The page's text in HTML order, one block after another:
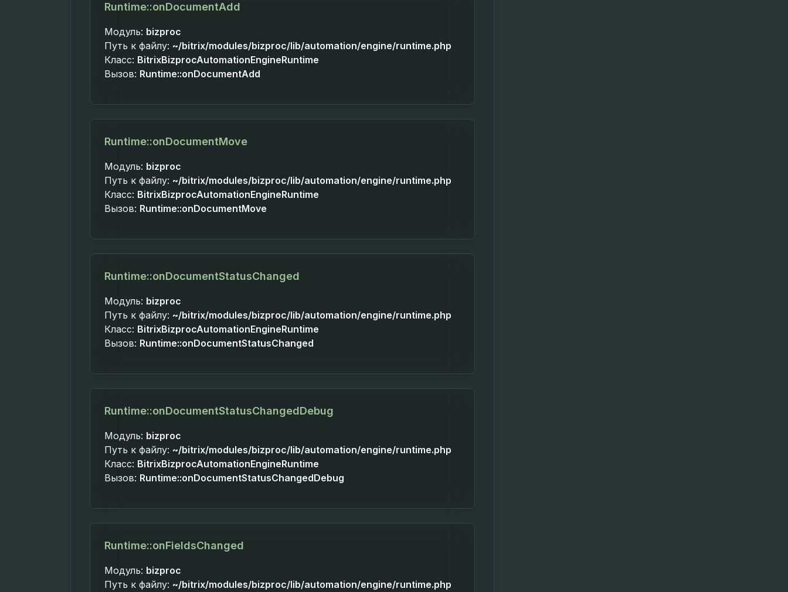
Runtime::onDocumentAdd
Модуль: bizproc
Путь к файлу: ~/bitrix/modules/bizproc/lib/automation/engine/runtime.php
Класс: BitrixBizprocAutomationEngineRuntime
Вызов: Runtime::onDocumentAdd
Runtime::onDocumentMove
Модуль: bizproc
Путь к файлу: ~/bitrix/modules/bizproc/lib/automation/engine/runtime.php
Класс: BitrixBizprocAutomationEngineRuntime
Вызов: Runtime::onDocumentMove
Runtime::onDocumentStatusChanged
Модуль: bizproc
Путь к файлу: ~/bitrix/modules/bizproc/lib/automation/engine/runtime.php
Класс: BitrixBizprocAutomationEngineRuntime
Вызов: Runtime::onDocumentStatusChanged
Runtime::onDocumentStatusChangedDebug
Модуль: bizproc
Путь к файлу: ~/bitrix/modules/bizproc/lib/automation/engine/runtime.php
Класс: BitrixBizprocAutomationEngineRuntime
Вызов: Runtime::onDocumentStatusChangedDebug
Runtime::onFieldsChanged
Модуль: bizproc
Путь к файлу: ~/bitrix/modules/bizproc/lib/automation/engine/runtime.php